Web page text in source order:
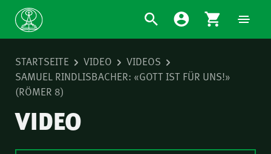
STARTSEITE VIDEO
VIDEOS
SAMUEL RINDLISBACHER: «GOTT IST FÜR UNS!»
(RÖMER 8)
VIDEO